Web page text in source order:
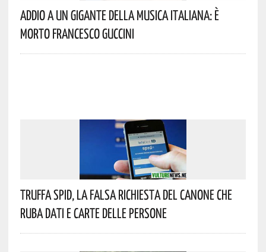
Addio A Un Gigante Della Musica Italiana: È
Morto Francesco Guccini
Truffa Spid, La Falsa Richiesta Del Canone Che
Ruba Dati E Carte Delle Persone